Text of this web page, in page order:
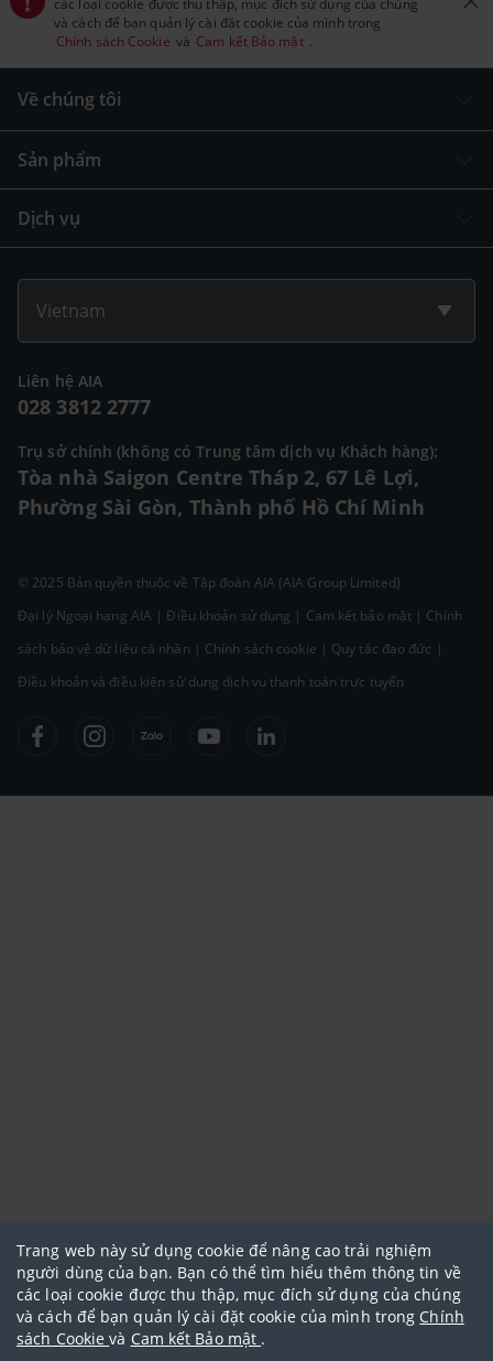
và cách để bạn quản lý cài đặt cookie của mình trong
Chính sách Cookie và Cam kết Bảo mật .
Về chúng tôi
Sản phẩm
Dịch vụ
Vietnam
Liên hệ AIA
028 3812 2777
Trụ sở chính (không có Trung tâm dịch vụ Khách hàng):
Tòa nhà Saigon Centre Tháp 2, 67 Lê Lợi,
Phường Sài Gòn, Thành phố Hồ Chí Minh
© 2025 Bản quyền thuộc về Tập đoàn AIA (AIA Group Limited)
Đại lý Ngoại hạng AIA |Điều khoản sử dụng | Cam kết bảo mật | Chính
sách bảo vệ dữ liệu cá nhân | Chính sách cookie | Quy tắc đạo đức |
Điều khoản và điều kiện sử dụng dịch vụ thanh toán trực tuyến
Trang web này sử dụng cookie để nâng cao trải nghiệm
người dùng của bạn. Bạn có thể tìm hiểu thêm thông tin về
các loại cookie được thu thập, mục đích sử dụng của chúng
và cách để bạn quản lý cài đặt cookie của mình trong Chính
sách Cookievà Cam kết Bảo mật .